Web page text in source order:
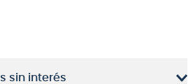
sin interés